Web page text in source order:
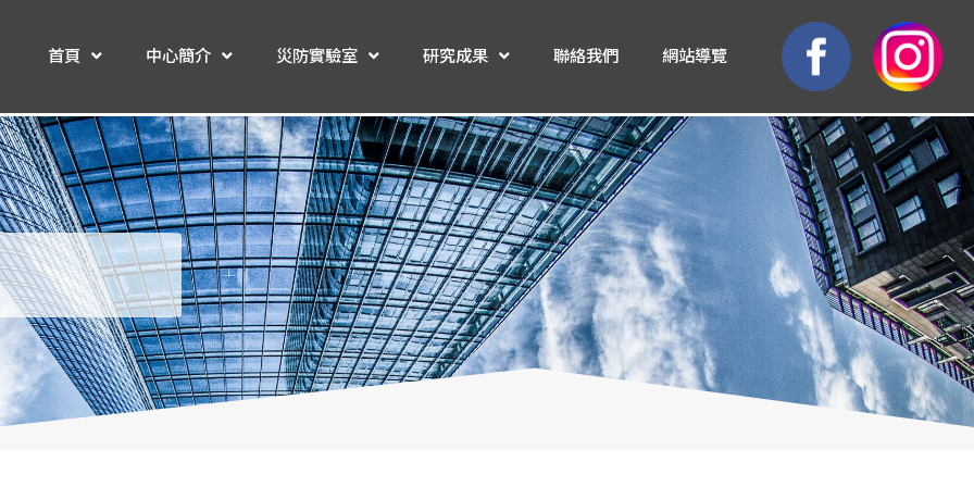
首頁 中心簡介 災防實驗室 研究成果 聯絡我們 網站導覽